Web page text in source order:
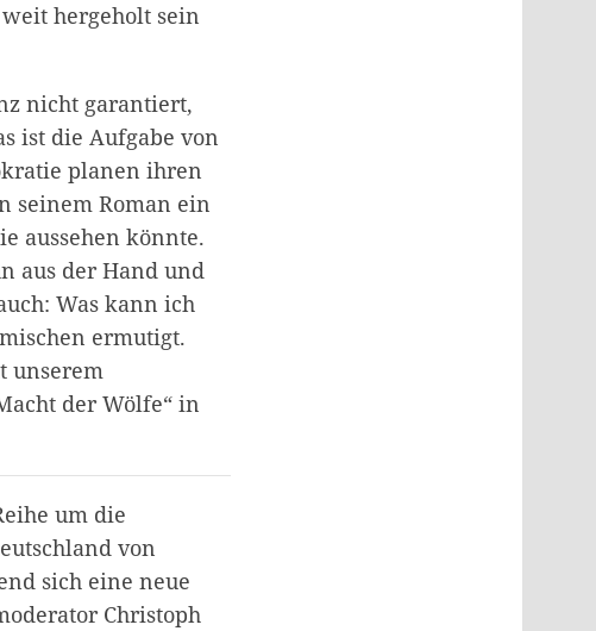
hergeholt sein
nicht garantiert,
ist die Aufgabe von
planen ihren
seinem Roman ein
aussehen könnte.
aus der Hand und
Was kann ich
ermutigt.
unserem
der Wölfe“ in
um die
von
sich eine neue
Christoph